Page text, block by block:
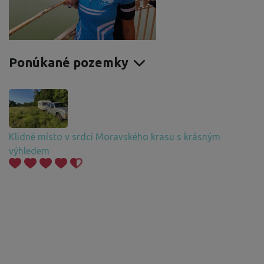
Ponúkané pozemky
Klidné místo v srdci Moravského krasu s krásným
výhledem